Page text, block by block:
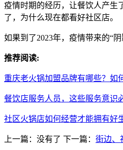
疫情时期的经历，让餐饮人产生
了，为什么现在都看好社区店。
如果到了2023年，疫情带来的“
推荐阅读:
重庆老火锅加盟品牌有哪些？如
餐饮店服务人员，这些服务意识
社区火锅店如何经营才能拥有好
上一篇：没有了 下一篇： 街边、